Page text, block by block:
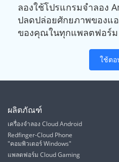
ลองใช้โปรแกรมจำลอง
ปลดปล่อยศักยภาพของแ
ของคุณในทุกแพลตฟอร์ม
ใช้ต
ผลิตภัณฑ์
เครื่องจำลอง Cloud Android
Redfinger-Cloud Phone
"คอมพิวเตอร์ Windows"
แพลตฟอร์ม Cloud Gaming